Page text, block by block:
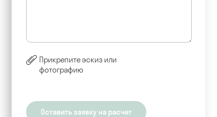
Прикрепите эскиз или
фотографию